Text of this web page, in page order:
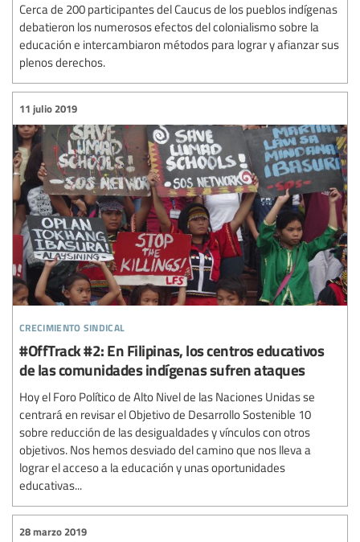
Cerca de 200 participantes del Caucus de los pueblos indígenas
debatieron los numerosos efectos del colonialismo sobre la
educación e intercambiaron métodos para lograr y afianzar sus
plenos derechos.
crecimiento sindical
11 julio 2019
#OffTrack #2: En Filipinas, los centros educativos
de las comunidades indígenas sufren ataques
Hoy el Foro Político de Alto Nivel de las Naciones Unidas se
centrará en revisar el Objetivo de Desarrollo Sostenible 10
sobre reducción de las desigualdades y vínculos con otros
objetivos. Nos hemos desviado del camino que nos lleva a
lograr el acceso a la educación y unas oportunidades
educativas...
28 marzo 2019